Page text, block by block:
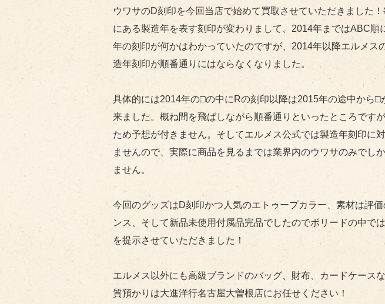
ウワサのD刻印を今回当店で始めて買取させていただきました
にある製造年を表す刻印が変わりまして、2014年まではABC順
年の刻印が何かはわかっていたのですが、2014年以降エルメス
造年刻印が順番通りにはならなくなりました。
具体的には2014年の□の中にRの刻印以降は2015年の途中か
来ました。概ね間を飛ばしながら順番通りといったところです
ため予想が付きません。そしてエルメス公式では製造年刻印に
ませんので、実際に商品を見るまでは業界内のウワサのみでし
ません。
今回のグッズはD刻印かつ人気のエトゥープカラー、素材は評
ンス、そして新品未使用付属品完品でしたのでボリードの中で
を提示させていただきました！
エルメス以外にも高級ブランドのバッグ、財布、カードケース
質預かりは大進洋行名古屋大曽根店にお任せください！